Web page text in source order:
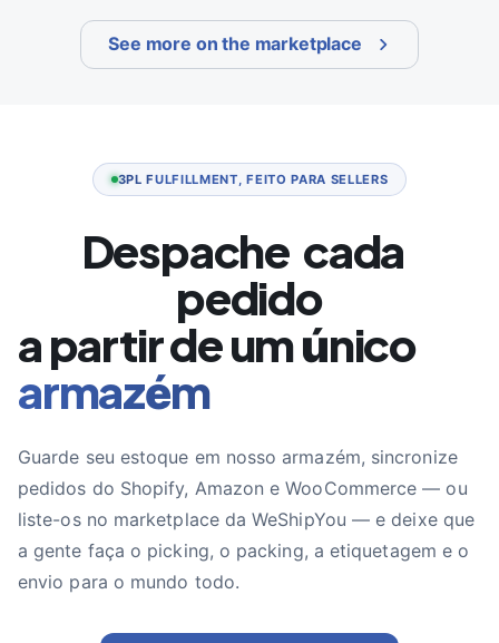
See more on the marketplace
3PL FULFILLMENT, FEITO PARA SELLERS
Despache
pedido
a partir de um único
armazém
Guarde seu estoque em nosso armazém, sincronize
pedidos do Shopify, Amazon e WooCommerce — ou
liste-os no marketplace da WeShipYou — e deixe que
a gente faça o picking, o packing, a etiquetagem e o
envio para o mundo todo.